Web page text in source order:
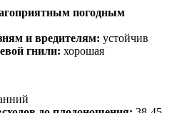
погодным
и вредителям: устойчив
гнили: хорошая